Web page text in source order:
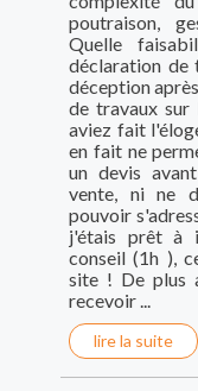
poutraison,
Quelle
déclaration de
déception
de travaux sur
aviez fait
en fait ne
un devis
vente, ni ne
pouvoir
j'étais prêt à
conseil (1h ),
site ! De plus
recevoir ...
lire la suite